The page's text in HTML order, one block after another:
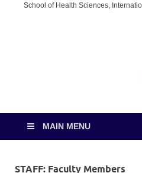
School of Health Sciences,
MAIN MENU
STAFF: Faculty Members